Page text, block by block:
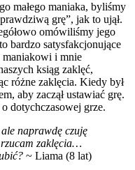
małego maniaka, byliśmy
grę”, jak to ujął.
omówiliśmy jego
bardzo satysfakcjonujące
maniakowi i mnie
ksiąg zaklęć,
różne zaklęcia. Kiedy był
aby zaczął ustawiać grę.
dotychczasowej grze.
naprawdę czuję
zaklęcia…
~ Liama ​​(8 lat)